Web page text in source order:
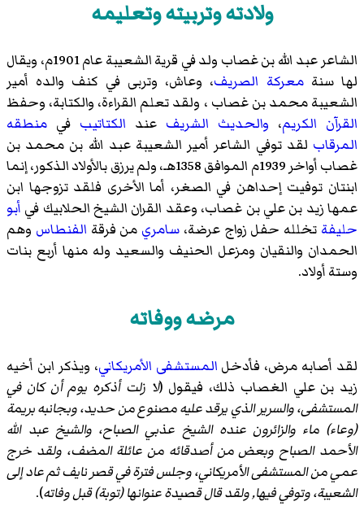
ولادته وتربيته وتعليمه
الشاعر عبد الله بن غصاب ولد في قرية الشعيبة عام 1901م، ويقال
لها سنةمعركة الصريف، وعاش، وتربى في كنف والده أمير
الشعيبة محمد بن غصاب ، ولقد تعلم القراءة، والكتابة، وحفظ
القرآن الكريم، والحديث الشريف عند الكتاتيب في منطقه
المرقاب لقد توفي الشاعر أمير الشعيبة عبد الله بن محمد بن
غصاب أواخر 1939م الموافق 1358هـ، ولم يرزق بالأولاد الذكور، إنما
ابنتان توفيت إحداهن في الصغر، أما الأخرى فلقد تزوجها ابن
عمها زيد بن علي بن غصاب، وعقد القران الشيخ الحلابيك في أبو
حليفة تخلله حفل زواج عرضة، سامري من فرقة الفنطاس وهم
الحمدان والنقيان ومزعل الحنيف والسعيد وله منها أربع بنات
وستة أولاد.
مرضه ووفاته
لقد أصابه مرض، فأدخل المستشفى الأمريكاني، ويذكر ابن أخيه
زيد بن علي الغصاب ذلك، فيقول (لا زلت أذكره يوم أن كان في
المستشفى، والسرير الذي يرقد عليه مصنوع من حديد، وبجانبه بريمة
(وعاء) ماء والزائرون عنده الشيخ عذبي الصباح، والشيخ عبد الله
الأحمد الصباح وبعض من أصدقائه من عائلة المضف، ولقد خرج
عمي من المستشفى الأمريكاني، وجلس فترة في قصر نايف ثم عاد إلى
الشعيبة، وتوفي فيها, ولقد قال قصيدة عنوانها (توبة) قبل وفاته).